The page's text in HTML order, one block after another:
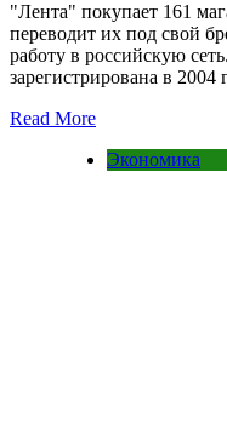
"Лента" покупает 161
переводит их под свой
работу в российскую
зарегистрирована в
Read More
Экономика